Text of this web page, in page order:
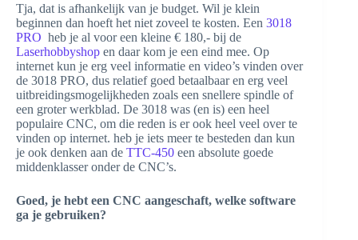
Tja, dat is afhankelijk van je budget. Wil je klein
beginnen dan hoeft het niet zoveel te kosten. Een 3018
PRO heb je al voor een kleine € 180,- bij de
Laserhobbyshop en daar kom je een eind mee. Op
internet kun je erg veel informatie en video’s vinden over
de 3018 PRO, dus relatief goed betaalbaar en erg veel
uitbreidingsmogelijkheden zoals een snellere spindle of
een groter werkblad. De 3018 was (en is) een heel
populaire CNC, om die reden is er ook heel veel over te
vinden op internet. heb je iets meer te besteden dan kun
je ook denken aan de TTC-450 een absolute goede
middenklasser onder de CNC’s.
Goed, je hebt een CNC aangeschaft, welke software
ga je gebruiken?